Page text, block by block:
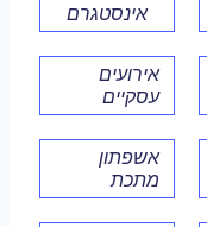
אינסטגרם
אירועים
עסקיים
אשפתון
מתכת